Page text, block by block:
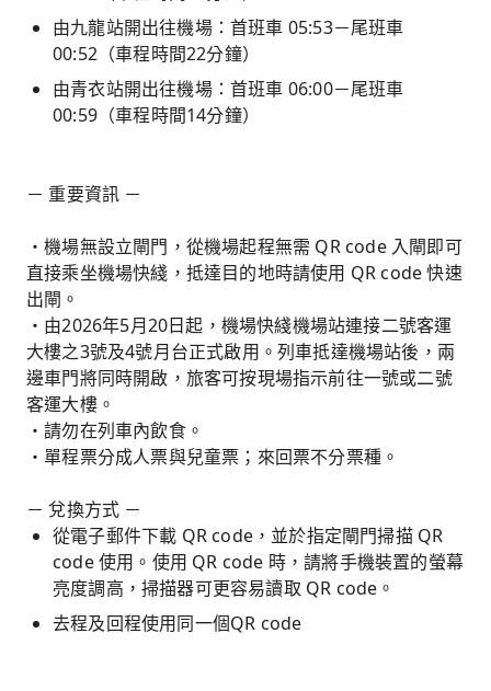
由九龍站開出往機場：首班車 05:53－尾班車
00:52（車程時間22分鐘）
由青衣站開出往機場：首班車 06:00－尾班車
00:59（車程時間14分鐘）
－ 重要資訊 －
・機場無設立閘門，從機場起程無需 QR code 入閘即可
直接乘坐機場快綫，抵達目的地時請使用 QR code 快速
出閘。
・由2026年5月20日起，機場快綫機場站連接二號客運
大樓之3號及4號月台正式啟用。列車抵達機場站後，兩
邊車門將同時開啟，旅客可按現場指示前往一號或二號
客運大樓。
・請勿在列車內飲食。
・單程票分成人票與兒童票；來回票不分票種。
－ 兌換方式 －
從電子郵件下載 QR code，並於指定閘門掃描 QR
code 使用。使用 QR code 時，請將手機裝置的螢幕
亮度調高，掃描器可更容易讀取 QR code。
去程及回程使用同一個QR code